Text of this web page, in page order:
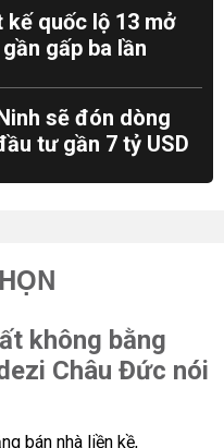
kế quốc lộ 13 mở
gấp ba lần
sẽ đón dòng
tư gần 7 tỷ USD
không bằng
Châu Đức nói